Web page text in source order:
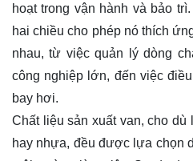
hoạt trong vận hành và bảo
hai chiều cho phép nó thích
nhau, từ việc quản lý dòng
công nghiệp lớn, đến việc
bay hơi.
Chất liệu sản xuất van, cho dù
hay nhựa, đều được lựa chọn